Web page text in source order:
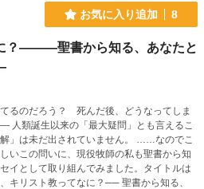
お気に入り追加 8
？―――聖書から知る、あなたと
るのだろう？ 死んだ後、どうなってしま
るこ
未だ出されていません。 ……なのでこ
いこの問いに、現役牧師の私も聖書から知
イとして取り組んでみました。タイトルは
キリスト教ってなに？── 聖書から知る、